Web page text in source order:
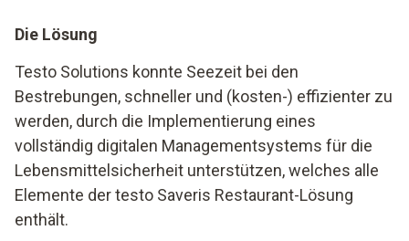
Die Lösung
Testo Solutions konnte Seezeit bei den
Bestrebungen, schneller und (kosten-) effizienter zu
werden, durch die Implementierung eines
vollständig digitalen Managementsystems für die
Lebensmittelsicherheit unterstützen, welches alle
Elemente der testo Saveris Restaurant-Lösung
enthält.